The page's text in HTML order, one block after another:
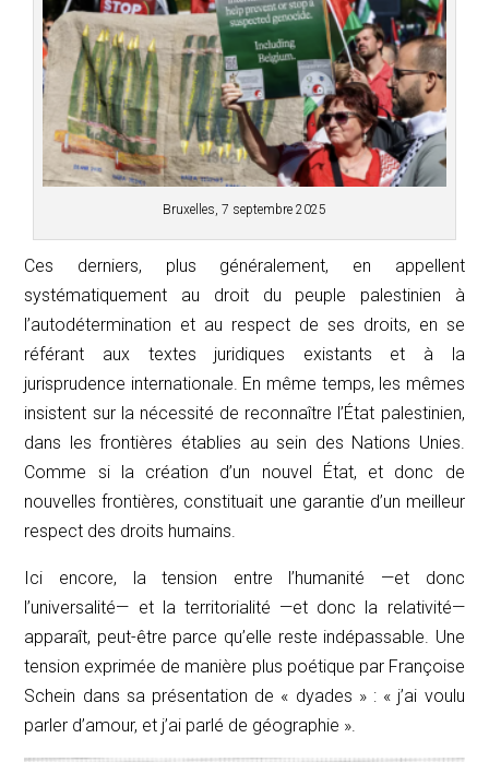
Bruxelles, 7 septembre 2025
Ces derniers, plus généralement, en appellent
systématiquement au droit du peuple palestinien à
l’autodétermination et au respect de ses droits, en se
référant aux textes juridiques existants et à la
jurisprudence internationale. En même temps, les mêmes
insistent sur la nécessité de reconnaître l’État palestinien,
dans les frontières établies au sein des Nations Unies.
Comme si la création d’un nouvel État, et donc de
nouvelles frontières, constituait une garantie d’un meilleur
respect des droits humains.
Ici encore, la tension entre l’humanité —et donc
l’universalité— et la territorialité —et donc la relativité—
apparaît, peut-être parce qu’elle reste indépassable. Une
tension exprimée de manière plus poétique par Françoise
Schein dans sa présentation de « dyades » : « j’ai voulu
parler d’amour, et j’ai parlé de géographie ».